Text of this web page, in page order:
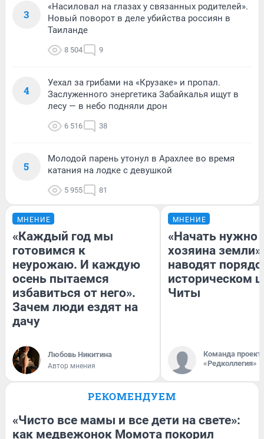
3
«Насиловал на глазах у связанных родителей».
Новый поворот в деле убийства россиян в
Таиланде
8 504 9
4
Уехал за грибами на «Крузаке» и пропал.
Заслуженного энергетика Забайкалья ищут в
лесу — в небо подняли дрон
6 516 38
5
Молодой парень утонул в Арахлее во время
катания на лодке с девушкой
5 955 81
МНЕНИЕ
«Каждый год мы
готовимся к
неурожаю. И каждую
осень пытаемся
избавиться от него».
Зачем люди ездят на
дачу
Любовь Никитина
Автор мнения
МНЕНИЕ
«Начать нужно
хозяина
наводят
историческом
Читы
Команда
«Редколлегия»
РЕКОМЕНДУЕМ
«Чисто все мамы и все дети на свете»:
как медвежонок Момота покорил